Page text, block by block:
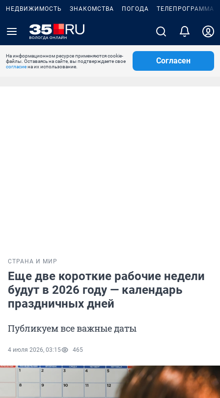
НЕДВИЖИМОСТЬ ЗНАКОМСТВА ПОГОДА ТЕЛЕПРОГРАММА
На информационном ресурсе применяются cookie-
файлы. Оставаясь на сайте, вы подтверждаете свое
согласиена их использование.
Согласен
СТРАНА И МИР
Еще две короткие рабочие недели
будут в 2026 году — календарь
праздничных дней
Публикуем все важные даты
4 июля 2026, 03:15 465